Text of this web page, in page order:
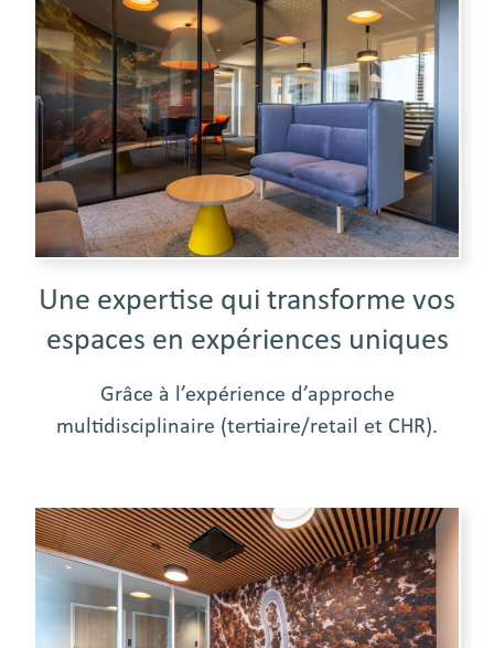
Une expertise qui transforme vos
espaces en expériences uniques
Grâce à l’expérience d’approche
multidisciplinaire (tertiaire/retail et CHR).